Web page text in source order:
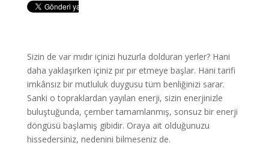
Sizin de var mıdır içinizi huzurla dolduran yerler? Hani
daha yaklaşırken içiniz pır pır etmeye başlar. Hani tarifi
imkânsız bir mutluluk duygusu tüm benliğinizi sarar.
Sanki o topraklardan yayılan enerji, sizin enerjinizle
buluştuğunda, çember tamamlanmış, sonsuz bir enerji
döngüsü başlamış gibidir. Oraya ait olduğunuzu
hissedersiniz, nedenini bilmeseniz de.